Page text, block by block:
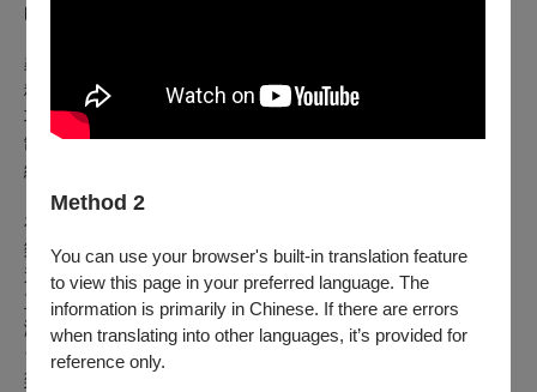
Method 2
You can use your browser's built-in translation feature
to view this page in your preferred language. The
information is primarily in Chinese. If there are errors
when translating into other languages, it’s provided for
reference only.
曲目向觀眾呈現出義大利美聲的精髓。
義大利美聲以其流暢的旋律、華麗的音調和高難度的技巧著
稱。不僅注重聲音的純淨與均勻，要求歌手具備極高的聲樂技
巧和表現力，能夠在音域、音量和音色的變化中保持完美的控
制。這對於歌手的音樂素養和技藝是極大的考驗，同時也能帶
給觀眾無與倫比的聽覺享受。
在此次音樂會的曲目中，聲樂家們選擇了許多大家耳熟能詳的
樂曲，從義大利藝術歌曲到民謠，讓觀眾在熟悉的旋律中，透
過鋼琴家Lanza老師的琴藝與聲樂家們多年努力的成果，體驗
正統義大利風格的底蘊。音樂會也將是對義大利美聲傳統在台
灣發展的一次演示與傳承。透過這場音樂會，我們期待能夠讓
台灣的觀眾們有機會更深入的了解義大利美聲的魅力，並體驗
到高水準的藝術表演。